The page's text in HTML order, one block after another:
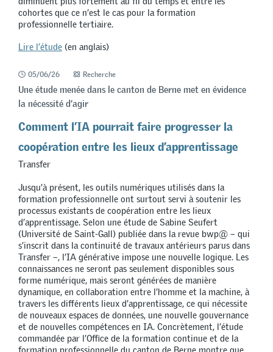
cohortes que ce n’est le cas pour la formation
professionnelle tertiaire.
Lire l’étude (en anglais)
05/06/26 Recherche
Une étude menée dans le canton de Berne met en évidence
la nécessité d’agir
Comment l’IA pourrait faire progresser la
coopération entre les lieux d’apprentissage
Transfer
Jusqu’à présent, les outils numériques utilisés dans la
formation professionnelle ont surtout servi à soutenir les
processus existants de coopération entre les lieux
d’apprentissage. Selon une étude de Sabine Seufert
(Université de Saint-Gall) publiée dans la revue bwp@ – qui
s’inscrit dans la continuité de travaux antérieurs parus dans
Transfer –, l’IA générative impose une nouvelle logique. Les
connaissances ne seront pas seulement disponibles sous
forme numérique, mais seront générées de manière
dynamique, en collaboration entre l’homme et la machine, à
travers les différents lieux d’apprentissage, ce qui nécessite
de nouveaux espaces de données, une nouvelle gouvernance
et de nouvelles compétences en IA. Concrètement, l’étude
commandée par l’Office de la formation continue et de la